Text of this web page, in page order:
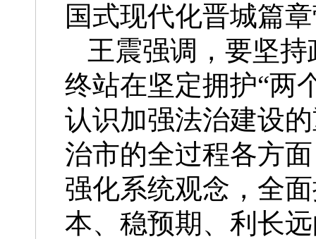
国式现代化晋城篇
王震强调，要坚
终站在坚定拥护“两
认识加强法治建设
治市的全过程各方
强化系统观念，全
本、稳预期、利长